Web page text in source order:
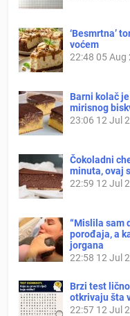
‘Besmrtna’
voćem
22:48 05 Aug
Barni kolač
mirisnog
23:06 12 Jul
Čokoladni
minuta, ovaj
22:59 12 Jul
“Mislila sam
porođaja, a
jorgana
22:58 12 Jul
Brzi test
otkrivaju šta
22:57 12 Jul